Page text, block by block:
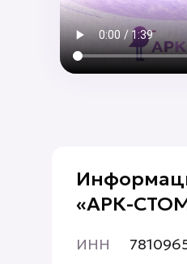
«АРК-
ИНН